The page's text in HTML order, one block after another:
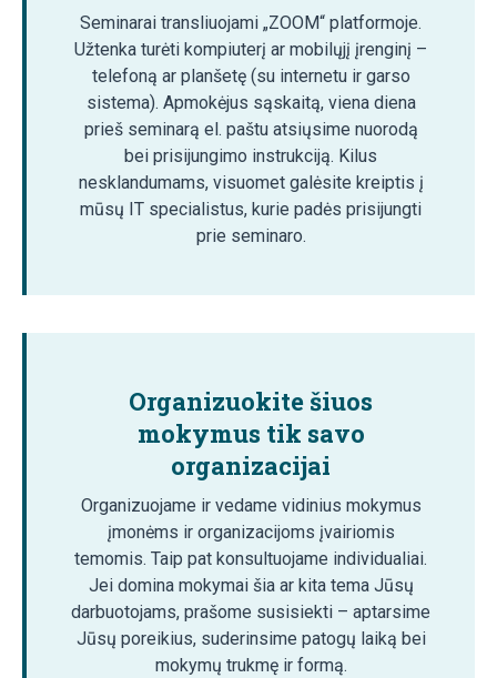
Seminarai transliuojami „ZOOM“ platformoje.
Užtenka turėti kompiuterį ar mobilųjį įrenginį –
telefoną ar planšetę (su internetu ir garso
sistema). Apmokėjus sąskaitą, viena diena
prieš seminarą el. paštu atsiųsime nuorodą
bei prisijungimo instrukciją. Kilus
nesklandumams, visuomet galėsite kreiptis į
mūsų IT specialistus, kurie padės prisijungti
prie seminaro.
Organizuokite šiuos
mokymus tik savo
organizacijai
Organizuojame ir vedame vidinius mokymus
įmonėms ir organizacijoms įvairiomis
temomis. Taip pat konsultuojame individualiai.
Jei domina mokymai šia ar kita tema Jūsų
darbuotojams, prašome susisiekti – aptarsime
Jūsų poreikius, suderinsime patogų laiką bei
mokymų trukmę ir formą.